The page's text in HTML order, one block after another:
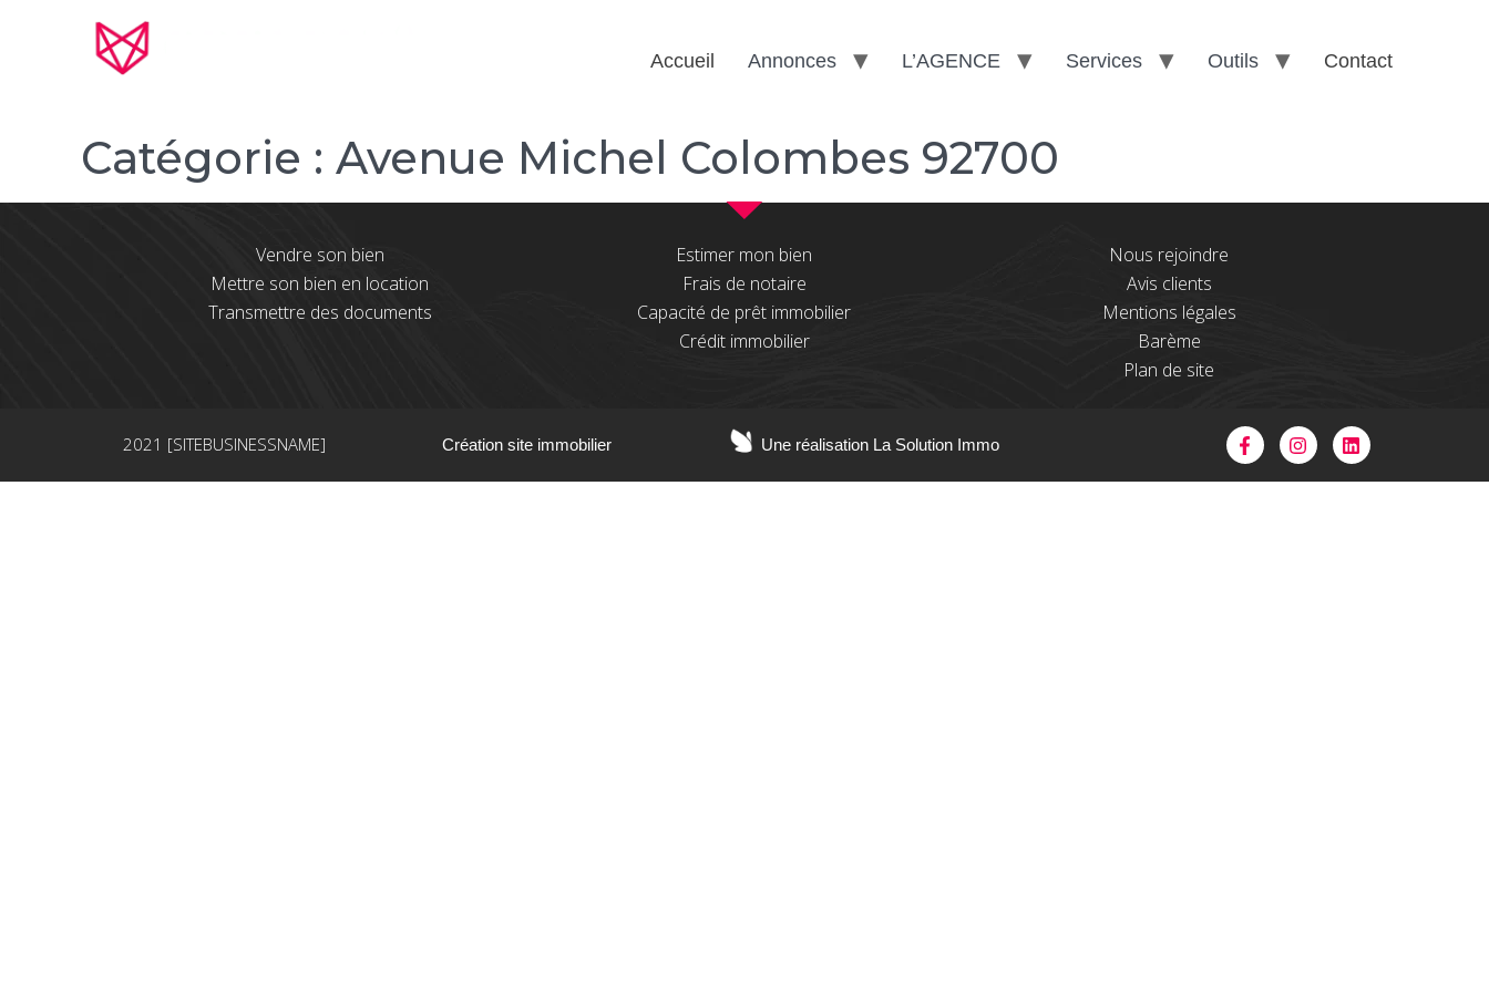
Accueil Annonces L’AGENCE Services Outils Contact
Catégorie : Avenue Michel Colombes 92700
Vendre son bien
Mettre son bien en location
Transmettre des documents
Estimer mon bien
Frais de notaire
Capacité de prêt immobilier
Crédit immobilier
Nous rejoindre
Avis clients
Mentions légales
Barème
Plan de site
2021 [SITEBUSINESSNAME] Création site immobilier Une réalisation La Solution Immo